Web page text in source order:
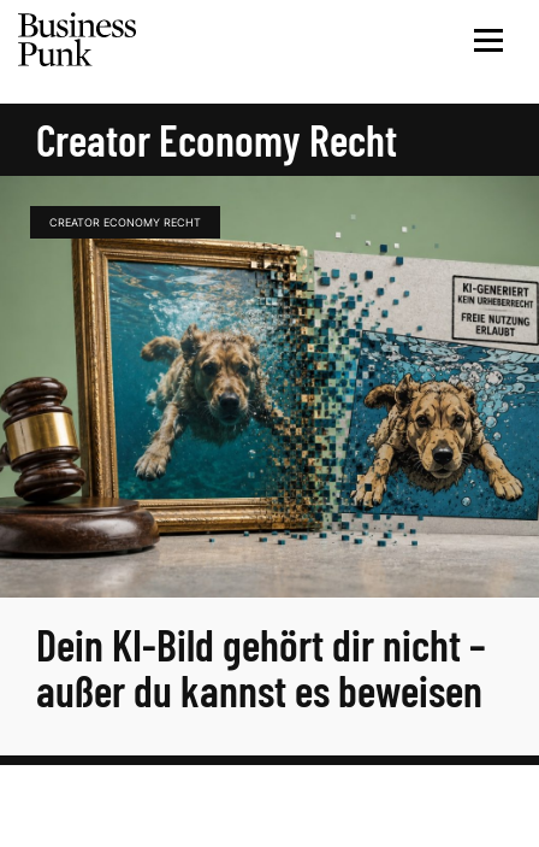
Creator Economy Recht
CREATOR ECONOMY RECHT
Dein KI-Bild gehört dir nicht –
außer du kannst es beweisen